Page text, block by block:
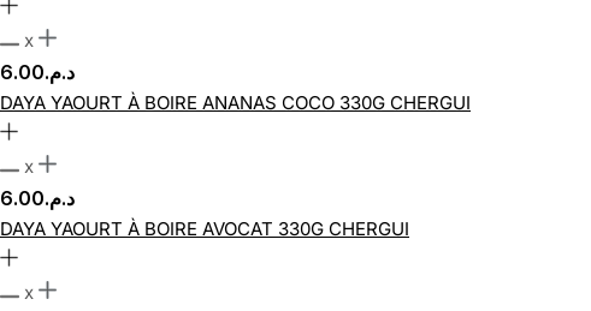
x
د.م.6.00
DAYA YAOURT À BOIRE ANANAS COCO 330G CHERGUI
x
د.م.6.00
DAYA YAOURT À BOIRE AVOCAT 330G CHERGUI
x